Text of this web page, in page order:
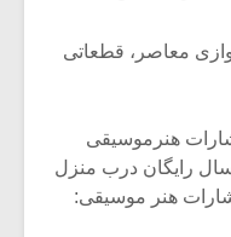
معاصر، قطعاتی
هنرموسیقی
رایگان درب منزل
هنر موسیقی: